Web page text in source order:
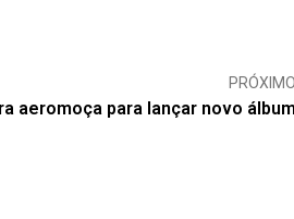
PRÓXIMO
aeromoça para lançar novo álbum